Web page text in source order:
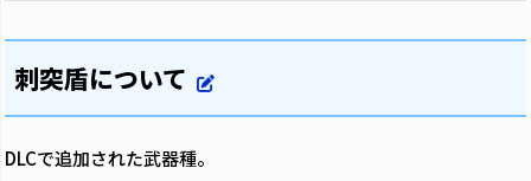
刺突盾について
DLCで追加された武器種。